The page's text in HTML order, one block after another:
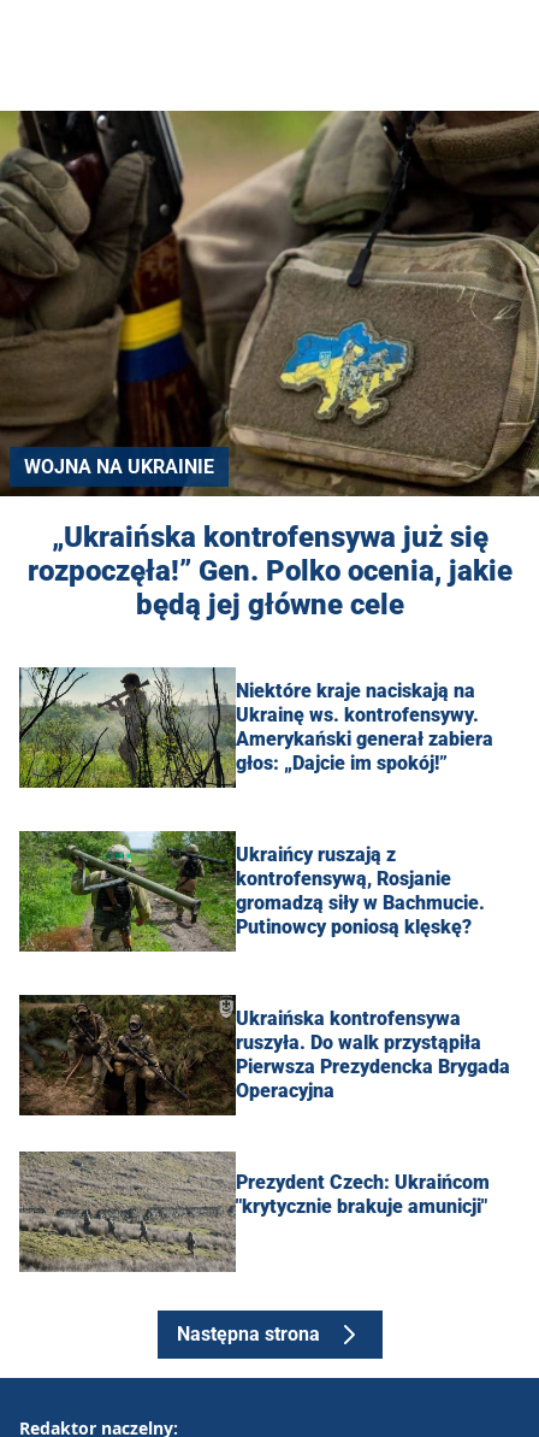
WOJNA NA UKRAINIE
„Ukraińska kontrofensywa już się
rozpoczęła!” Gen. Polko ocenia, jakie
będą jej główne cele
Niektóre kraje naciskają na
Ukrainę ws. kontrofensywy.
Amerykański generał zabiera
głos: „Dajcie im spokój!”
Ukraińcy ruszają z
kontrofensywą, Rosjanie
gromadzą siły w Bachmucie.
Putinowcy poniosą klęskę?
Ukraińska kontrofensywa
ruszyła. Do walk przystąpiła
Pierwsza Prezydencka Brygada
Operacyjna
Prezydent Czech: Ukraińcom
"krytycznie brakuje amunicji"
Następna strona
Redaktor naczelny: